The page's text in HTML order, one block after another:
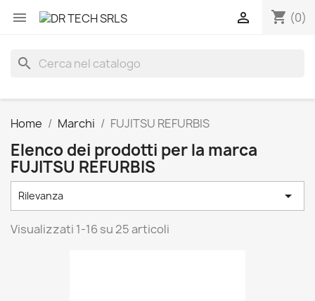
 shopping_cart (0)

search
Home Marchi FUJITSU REFURBIS
Elenco dei prodotti per la marca
FUJITSU REFURBIS
Rilevanza 
Visualizzati 1-16 su 25 articoli